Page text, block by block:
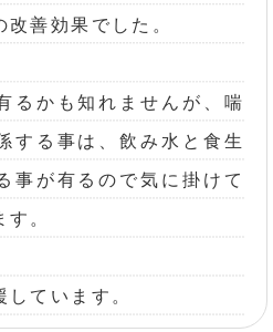
善効果でした。
るかも知れませんが、喘
する事は、飲み水と食生
事が有るので気に掛けて
。
ています。